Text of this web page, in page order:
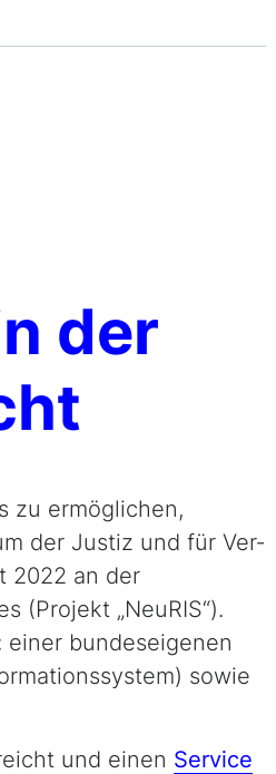
der
zu ermöglichen,
der Justiz und für Ver­
2022 an der
(Projekt „NeuRIS“).
einer bundeseigenen
sowie
und einen Service